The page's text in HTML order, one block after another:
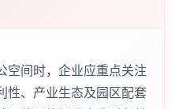
空间时，企业应重点关注
性、产业生态及园区配套